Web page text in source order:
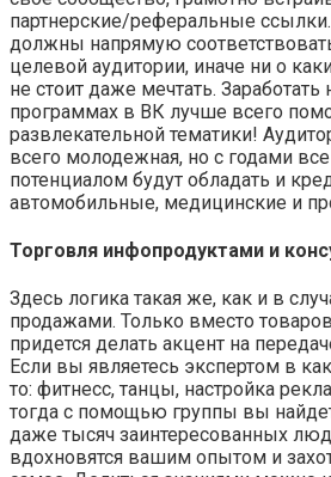
партнерские/реферальные
должны напрямую
целевой аудитории, иначе ни о
не стоит даже мечтать. Заработать
программах в ВК лучше всего
развлекательной тематики!
всего молодежная, но с годами
потенциалом будут обладать и
автомобильные, медицинские и
Торговля инфопродуктами и
Здесь логика такая же, как и в
продажами. Только вместо
придется делать акцент на
Если вы являетесь экспертом в
то: фитнесс, танцы, настройка
тогда с помощью группы вы
даже тысяч заинтересованных
вдохновятся вашим опытом и